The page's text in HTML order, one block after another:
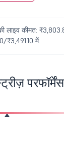
लाइव कीमत:
₹3,491.10 में.
परफॉर्मेंस